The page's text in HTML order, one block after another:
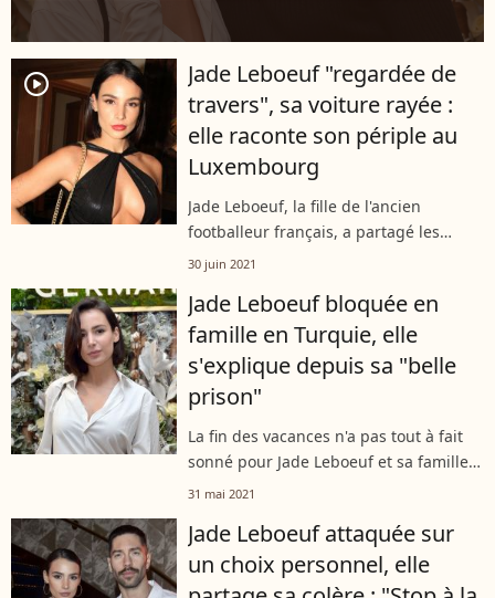
player2
Jade Leboeuf "regardée de
travers", sa voiture rayée :
elle raconte son périple au
Luxembourg
Jade Leboeuf, la fille de l'ancien
footballeur français, a partagé les
quelques péripéties vécues lors de son
voiture de son chéri rayée par...
30 juin 2021
Jade Leboeuf bloquée en
famille en Turquie, elle
s'explique depuis sa "belle
prison"
La fin des vacances n'a pas tout à fait
sonné pour Jade Leboeuf et sa famille.
Après avoir bien profité d'un séjour en
proches se sont vus dans l'incapacité...
31 mai 2021
Jade Leboeuf attaquée sur
un choix personnel, elle